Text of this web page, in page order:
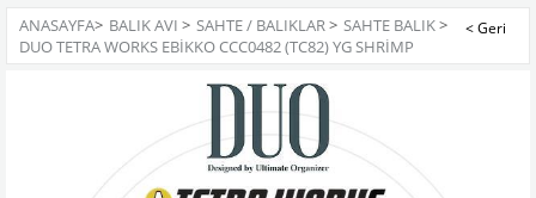
ANASAYFA> BALIK AVI > SAHTE / BALIKLAR> SAHTE BALIK>
DUO TETRA WORKS EBIKKO CCC0482 (TC82) YG SHRIMP